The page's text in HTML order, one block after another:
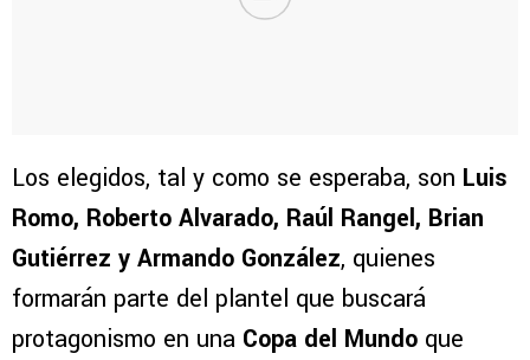
Los elegidos, tal y como se esperaba, son Luis
Romo, Roberto Alvarado, Raúl Rangel, Brian
Gutiérrez y Armando González, quienes
formarán parte del plantel que buscará
protagonismo en una Copa del Mundo que